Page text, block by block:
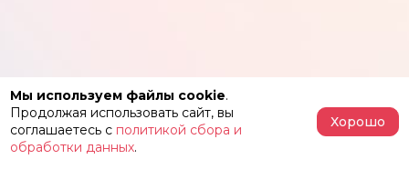
Мы используем файлы cookie.
Продолжая использовать сайт, вы
соглашаетесь с политикой сбора и
обработки данных.
Хорошо